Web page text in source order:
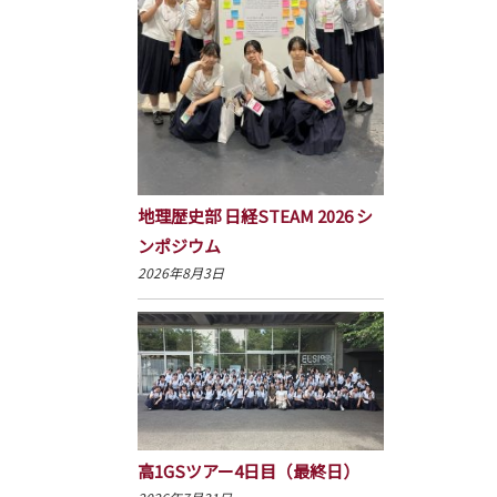
地理歴史部 日経STEAM 2026 シ
ンポジウム
2026年8月3日
高1GSツアー4日目（最終日）